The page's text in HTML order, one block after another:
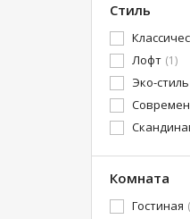
Стиль
Лофт (1)
Эко-стиль
Комната
Гостиная